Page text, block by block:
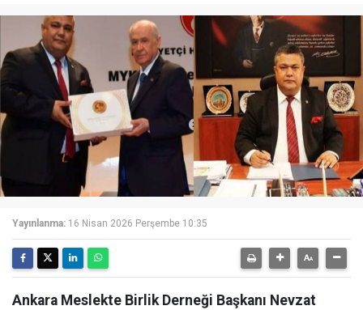
Yayınlanma: 16 Nisan 2026 Perşembe 10:35
Ankara Meslekte Birlik Derneği Başkanı Nevzat